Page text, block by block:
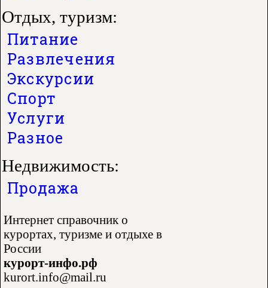
Отдых, туризм:
Питание
Развлечения
Экскурсии
Спорт
Услуги
Разное
Недвижимость:
Продажа
Интернет справочник о
курортах, туризме и отдыхе в
России
курорт-инфо.рф
kurort.info@mail.ru